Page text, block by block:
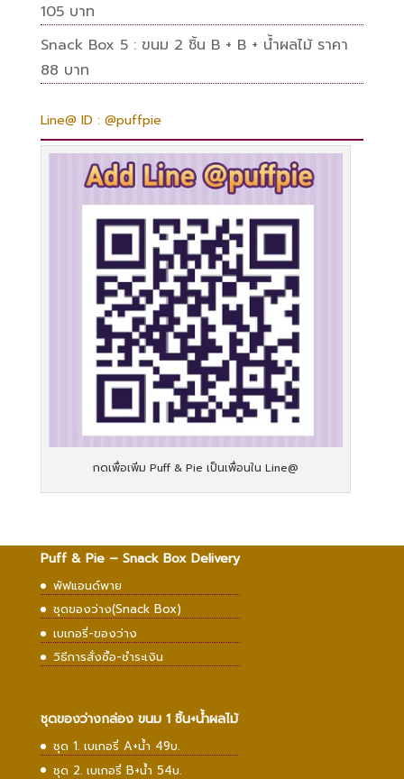
105 บาท
Snack Box 5 : ขนม 2 ชิ้น B + B + น้ำผลไม้ ราคา
88 บาท
Line@ ID : @puffpie
กดเพื่อเพิ่ม Puff & Pie เป็นเพื่อนใน Line@
Puff & Pie – Snack Box Delivery
พัฟแอนด์พาย
ชุดของว่าง(Snack Box)
เบเกอรี่-ของว่าง
วิธีการสั่งซื้อ-ชำระเงิน
ชุดของว่างกล่อง ขนม 1 ชิ้น+น้ำผลไม้
ชุด 1. เบเกอรี่ A+น้ำ 49บ.
ชุด 2. เบเกอรี่ B+น้ำ 54บ.